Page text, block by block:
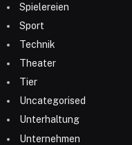
Spielereien
Sport
Technik
Theater
Tier
Uncategorised
Unterhaltung
Unternehmen